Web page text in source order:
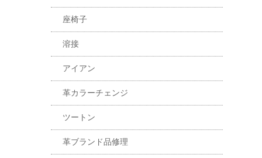
座椅子
溶接
アイアン
革カラーチェンジ
ツートン
革ブランド品修理